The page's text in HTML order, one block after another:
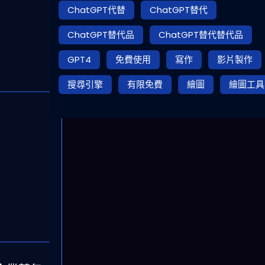
ChatGPT代替
ChatGPT替代
ChatGPT替代品
ChatGPT替代替代品
GPT4
免費使用 寫作
影片製作
搜尋引擎
有限免費 繪圖 繪圖工具